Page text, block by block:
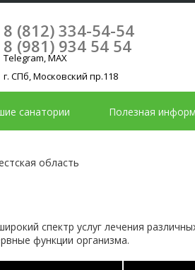
8 (812) 334-54-54
8 (981) 934 54 54
Telegram, MAX
г. СПб, Московский пр.118
санатории Полезная
область
спектр услуг лечения
функции организма.